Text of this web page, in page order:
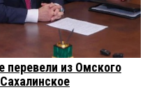
из Омского